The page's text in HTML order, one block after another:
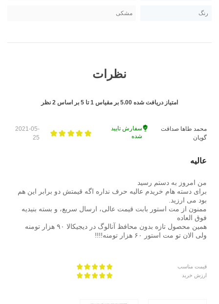
رنگ مشکی
نظرات
امتیاز دریافت شده 5.00 بر مقیاس 1تا 5 بر اساس 2 نظر
محمد طاها صداقت
گویان
سفارش تایید
شده
2021-05-
25
عالیه
من امروز به دستم رسید
برای دسته هام خریدم عالیه حرف نداره اگه قیمتش دو برابر این هم
بود می ارزید.
ممنون از مت استور بابت قیمت عالی، ارسال سریع، و بسته بنیدیه
فوق العاده
همین محصول تازه بدون محافظ آنالوگ در دیجیکالا ۹۰ هزار تومنه
ولی الان تو مت استور ۶۰ هزار تومنه!!!!
قیمت مناسب
ارزش خرید